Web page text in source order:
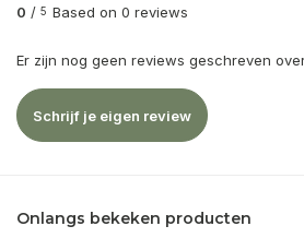
0 / 5 Based on 0 reviews
Er zijn nog geen reviews geschreven
Schrijf je eigen review
Onlangs bekeken producten